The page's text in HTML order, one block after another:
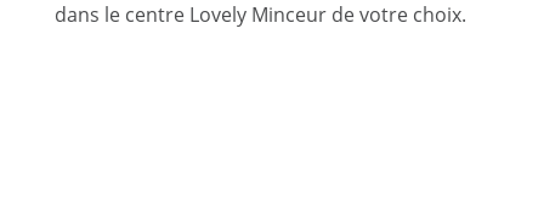
dans le centre Lovely Minceur de votre choix.